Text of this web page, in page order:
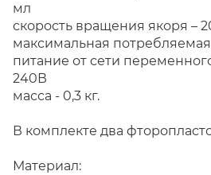
мл
скорость вращения якоря –
максимальная
питание от сети
240В
масса - 0,3 кг.
В комплекте два
Материал: